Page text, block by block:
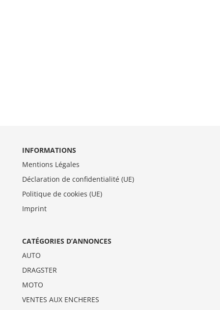
INFORMATIONS
Mentions Légales
Déclaration de confidentialité (UE)
Politique de cookies (UE)
Imprint
CATÉGORIES D’ANNONCES
AUTO
DRAGSTER
MOTO
VENTES AUX ENCHERES